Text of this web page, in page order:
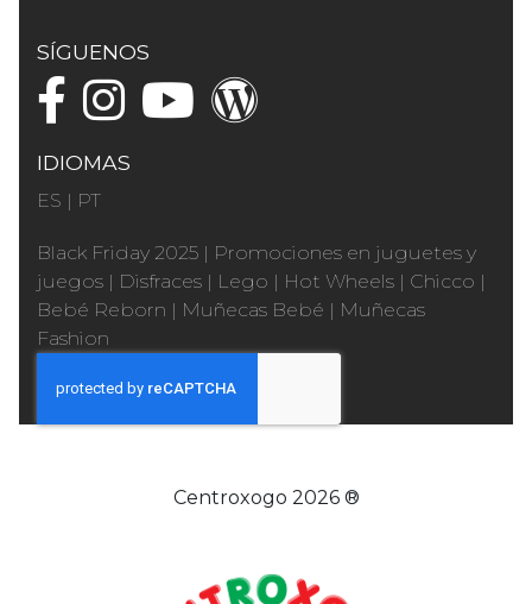
SÍGUENOS
IDIOMAS
ES | PT
Black Friday 2025 | Promociones en juguetes y
juegos | Disfraces | Lego | Hot Wheels | Chicco |
Bebé Reborn | Muñecas Bebé | Muñecas
Fashion
Centroxogo 2026 ®